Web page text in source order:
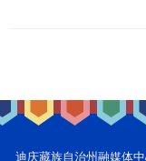
迪庆藏族自治州融媒体